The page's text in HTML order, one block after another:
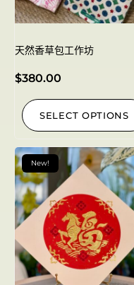
天然香草包工作坊
$380.00
SELECT OPTIONS
New!